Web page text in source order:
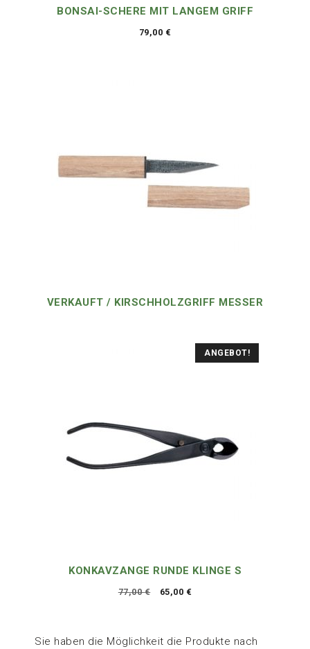
BONSAI-SCHERE MIT LANGEM GRIFF
79,00 €
VERKAUFT / KIRSCHHOLZGRIFF MESSER
ANGEBOT!
KONKAVZANGE RUNDE KLINGE S
77,00€
Ursprünglicher
77,00 €
65,00 €
65,00 €.
Sie haben die Möglichkeit die Produkte nach